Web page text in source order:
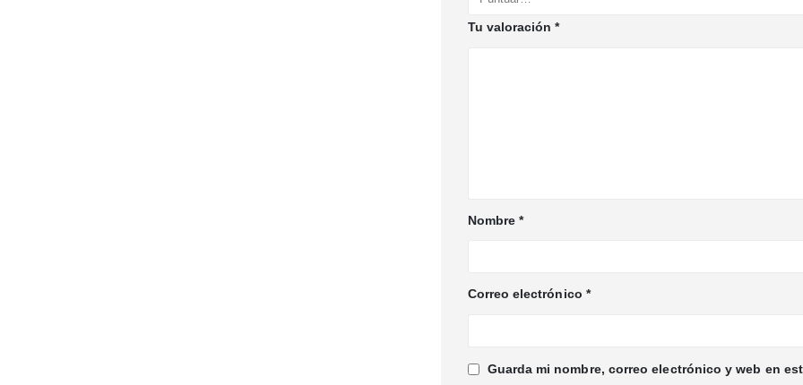
Tu valoración*
Nombre *
Correo electrónico *
Guarda mi nombre, correo electrónico y web en